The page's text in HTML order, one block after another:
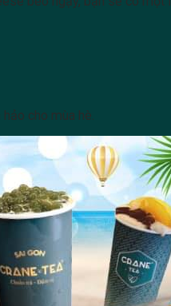
cho mùa hè.